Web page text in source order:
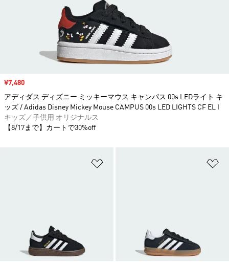
セール価格
¥7,480
アディダス ディズニー ミッキーマウス キャンパス 00s LEDライト キ
ッズ / Adidas Disney Mickey Mouse CAMPUS 00s LED LIGHTS CF EL I
キッズ／子供用 オリジナルス
【8/17まで】カートで30%off